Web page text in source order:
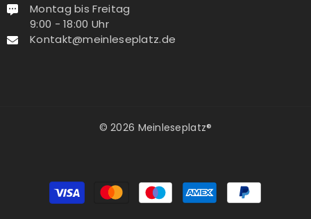
Montag bis Freitag
9:00 - 18:00 Uhr
Kontakt@meinleseplatz.de
© 2026 Meinleseplatz®
Zahlungsmethoden